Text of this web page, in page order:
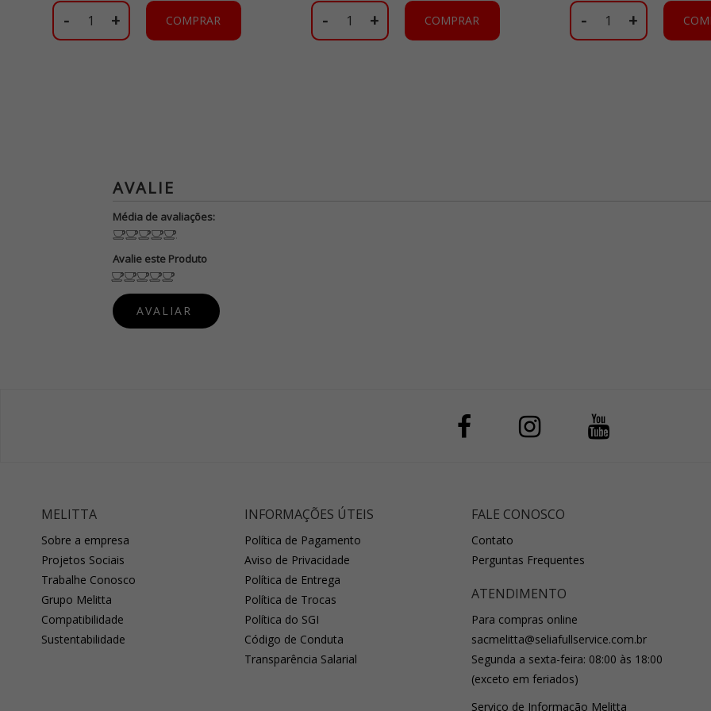
- + COMPRAR - + COMPRAR - +
Média de avaliações:
Avalie este Produto
MELITTA
Sobre a empresa
Projetos Sociais
Trabalhe Conosco
Grupo Melitta
Compatibilidade
Sustentabilidade
INFORMAÇÕES ÚTEIS
Política de Pagamento
Aviso de Privacidade
Política de Entrega
Política de Trocas
Política do SGI
Código de Conduta
Transparência Salarial
FALE CONOSCO
Contato
Perguntas Frequentes
ATENDIMENTO
Para compras online
sacmelitta@seliafullservice.com.br
Segunda a sexta-feira: 08:00 às 18:00
(exceto em feriados)
Serviço de Informação Melitta